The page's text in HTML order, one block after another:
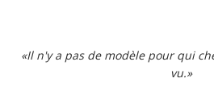
«Il n'y a pas de modèle pour qui
vu.»